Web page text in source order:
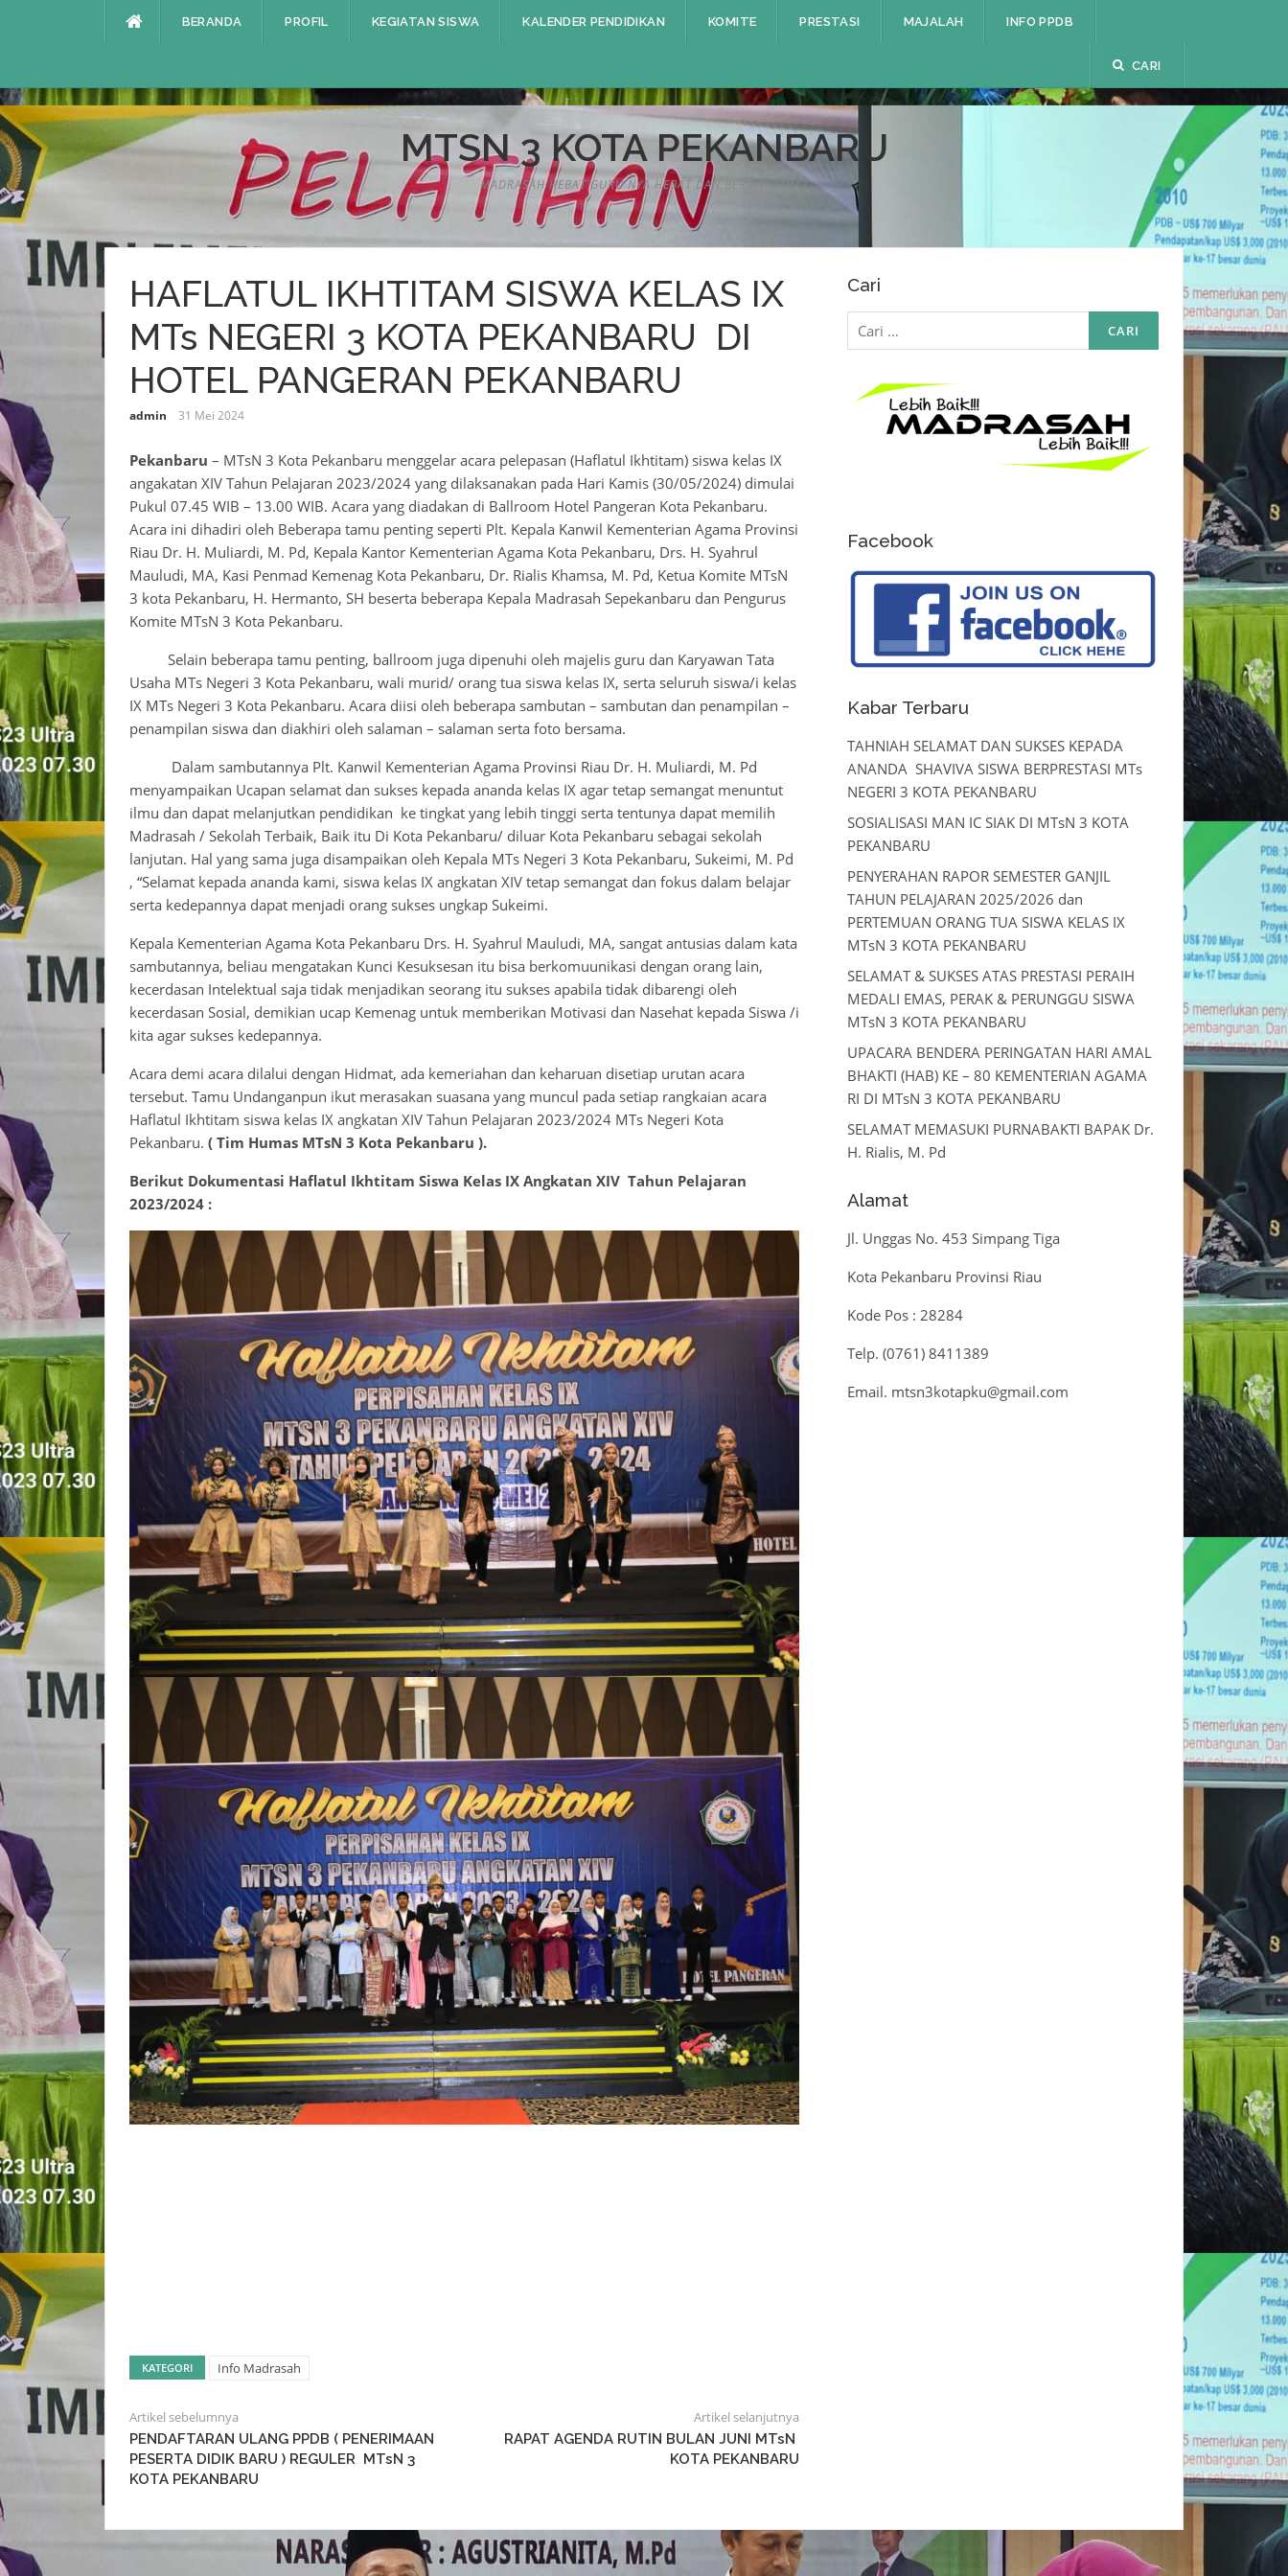
BERANDA PROFIL KEGIATAN SISWA KALENDER PENDIDIKAN KOMITE PRESTASI MAJALAH INFO PPDB
CARI
MTSN 3 KOTA PEKANBARU
MADRASAH HEBAT GURU NYA HEBAT DAN BERMARTABAT
HAFLATUL IKHTITAM SISWA KELAS IX
MTs NEGERI 3 KOTA PEKANBARU DI
HOTEL PANGERAN PEKANBARU
admin 31 Mei 2024
Pekanbaru – MTsN 3 Kota Pekanbaru menggelar acara pelepasan (Haflatul Ikhtitam) siswa kelas IX
angakatan XIV Tahun Pelajaran 2023/2024 yang dilaksanakan pada Hari Kamis (30/05/2024) dimulai
Pukul 07.45 WIB – 13.00 WIB. Acara yang diadakan di Ballroom Hotel Pangeran Kota Pekanbaru.
Acara ini dihadiri oleh Beberapa tamu penting seperti Plt. Kepala Kanwil Kementerian Agama Provinsi
Riau Dr. H. Muliardi, M. Pd, Kepala Kantor Kementerian Agama Kota Pekanbaru, Drs. H. Syahrul
Mauludi, MA, Kasi Penmad Kemenag Kota Pekanbaru, Dr. Rialis Khamsa, M. Pd, Ketua Komite MTsN
3 kota Pekanbaru, H. Hermanto, SH beserta beberapa Kepala Madrasah Sepekanbaru dan Pengurus
Komite MTsN 3 Kota Pekanbaru.
Selain beberapa tamu penting, ballroom juga dipenuhi oleh majelis guru dan Karyawan Tata
Usaha MTs Negeri 3 Kota Pekanbaru, wali murid/ orang tua siswa kelas IX, serta seluruh siswa/i kelas
IX MTs Negeri 3 Kota Pekanbaru. Acara diisi oleh beberapa sambutan – sambutan dan penampilan –
penampilan siswa dan diakhiri oleh salaman – salaman serta foto bersama.
Dalam sambutannya Plt. Kanwil Kementerian Agama Provinsi Riau Dr. H. Muliardi, M. Pd
menyampaikan Ucapan selamat dan sukses kepada ananda kelas IX agar tetap semangat menuntut
ilmu dan dapat melanjutkan pendidikan ke tingkat yang lebih tinggi serta tentunya dapat memilih
Madrasah / Sekolah Terbaik, Baik itu Di Kota Pekanbaru/ diluar Kota Pekanbaru sebagai sekolah
lanjutan. Hal yang sama juga disampaikan oleh Kepala MTs Negeri 3 Kota Pekanbaru, Sukeimi, M. Pd
, “Selamat kepada ananda kami, siswa kelas IX angkatan XIV tetap semangat dan fokus dalam belajar
serta kedepannya dapat menjadi orang sukses ungkap Sukeimi.
Kepala Kementerian Agama Kota Pekanbaru Drs. H. Syahrul Mauludi, MA, sangat antusias dalam kata
sambutannya, beliau mengatakan Kunci Kesuksesan itu bisa berkomuunikasi dengan orang lain,
kecerdasan Intelektual saja tidak menjadikan seorang itu sukses apabila tidak dibarengi oleh
kecerdasan Sosial, demikian ucap Kemenag untuk memberikan Motivasi dan Nasehat kepada Siswa /i
kita agar sukses kedepannya.
Acara demi acara dilalui dengan Hidmat, ada kemeriahan dan keharuan disetiap urutan acara
tersebut. Tamu Undanganpun ikut merasakan suasana yang muncul pada setiap rangkaian acara
Haflatul Ikhtitam siswa kelas IX angkatan XIV Tahun Pelajaran 2023/2024 MTs Negeri Kota
Pekanbaru. ( Tim Humas MTsN 3 Kota Pekanbaru ).
Berikut Dokumentasi Haflatul Ikhtitam Siswa Kelas IX Angkatan XIV Tahun Pelajaran
2023/2024 :
KATEGORI Info Madrasah
Artikel sebelumnya
PENDAFTARAN ULANG PPDB ( PENERIMAAN
PESERTA DIDIK BARU ) REGULER MTsN 3
KOTA PEKANBARU
Artikel selanjutnya
RAPAT AGENDA RUTIN BULAN JUNI MTsN
KOTA PEKANBARU
Cari
Cari
untuk:
Facebook
Kabar Terbaru
TAHNIAH SELAMAT DAN SUKSES KEPADA
ANANDA SHAVIVA SISWA BERPRESTASI MTs
NEGERI 3 KOTA PEKANBARU
SOSIALISASI MAN IC SIAK DI MTsN 3 KOTA
PEKANBARU
PENYERAHAN RAPOR SEMESTER GANJIL
TAHUN PELAJARAN 2025/2026 dan
PERTEMUAN ORANG TUA SISWA KELAS IX
MTsN 3 KOTA PEKANBARU
SELAMAT & SUKSES ATAS PRESTASI PERAIH
MEDALI EMAS, PERAK & PERUNGGU SISWA
MTsN 3 KOTA PEKANBARU
UPACARA BENDERA PERINGATAN HARI AMAL
BHAKTI (HAB) KE – 80 KEMENTERIAN AGAMA
RI DI MTsN 3 KOTA PEKANBARU
SELAMAT MEMASUKI PURNABAKTI BAPAK Dr.
H. Rialis, M. Pd
Alamat
Jl. Unggas No. 453 Simpang Tiga
Kota Pekanbaru Provinsi Riau
Kode Pos : 28284
Telp. (0761) 8411389
Email. mtsn3kotapku@gmail.com